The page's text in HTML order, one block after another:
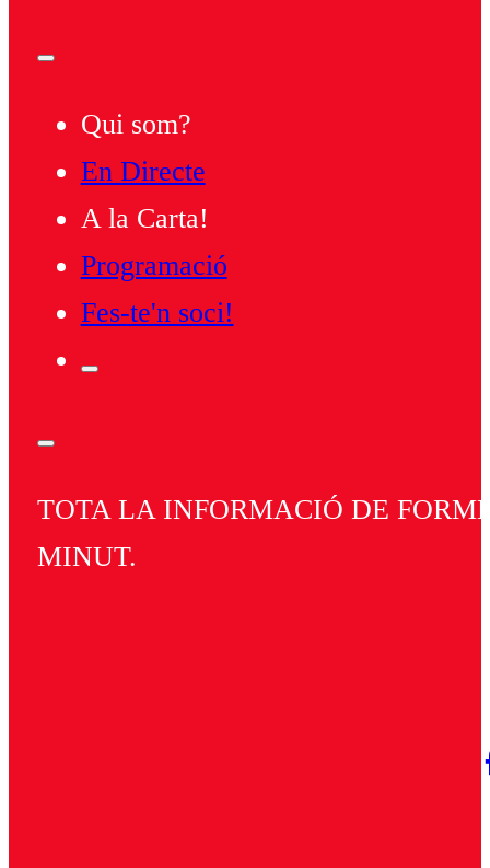
Qui som?
En Directe
A la Carta!
Programació
Fes-te'n soci!
TOTA LA INFORMACIÓ DE
MINUT.